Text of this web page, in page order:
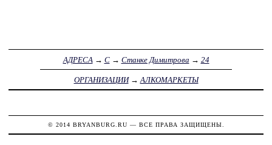
АДРЕСА → С→ Станке Димитрова → 24
ОРГАНИЗАЦИИ→ АЛКОМАРКЕТЫ
© 2014 BRYANBURG.RU — ВСЕ ПРАВА ЗАЩИЩЕНЫ.